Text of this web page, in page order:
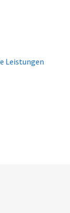
Leistungen